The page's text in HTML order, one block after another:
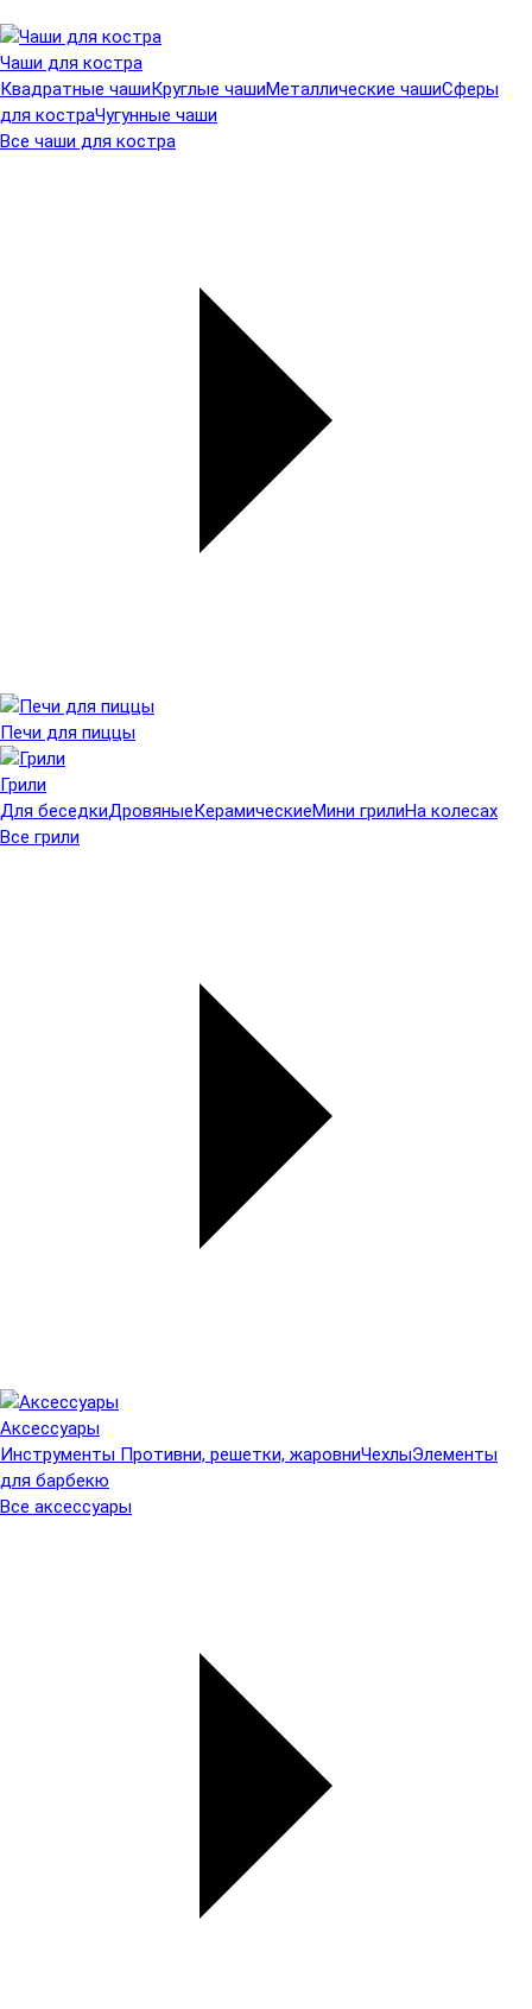
Чаши для костра
Квадратные чашиКруглые чашиМеталлические чашиСферы
для костраЧугунные чаши
Все чаши для костра
Печи для пиццы
Грили
Для беседкиДровяныеКерамическиеМини грилиНа колесах
Все грили
Аксессуары
Инструменты Противни, решетки, жаровниЧехлыЭлементы
для барбекю
Все аксессуары